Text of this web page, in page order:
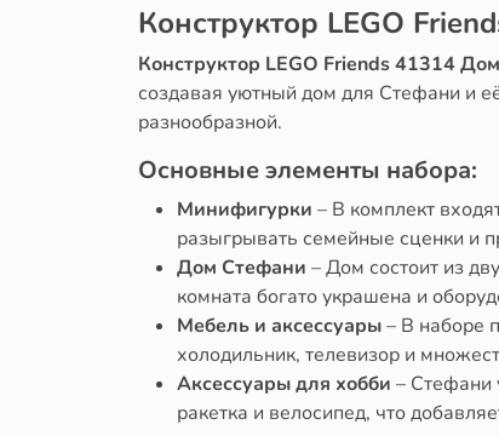
Конструктор LEGO
Конструктор LEGO Friends 41314
создавая уютный дом для Стефани и
разнообразной.
Основные элементы набора:
Минифигурки – В комплект
разыгрывать семейные сценки и
Дом Стефани – Дом состоит из
комната богато украшена и
Мебель и аксессуары– В наборе
холодильник, телевизор и
Аксессуары для хобби – Стефани
ракетка и велосипед, что